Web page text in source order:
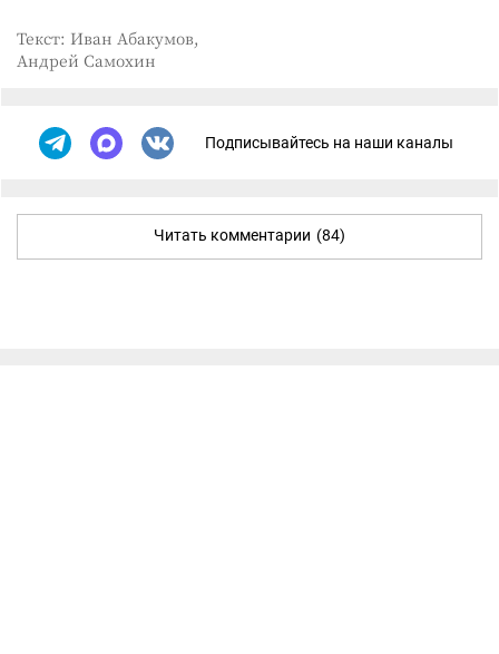
Текст: Иван Абакумов,
Андрей Самохин
Подписывайтесь на наши каналы
Читать комментарии (84)